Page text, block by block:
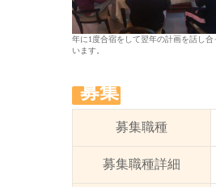
年に1度合宿をして翌年の計画を話し合
います。
募集
募集職種
募集職種詳細